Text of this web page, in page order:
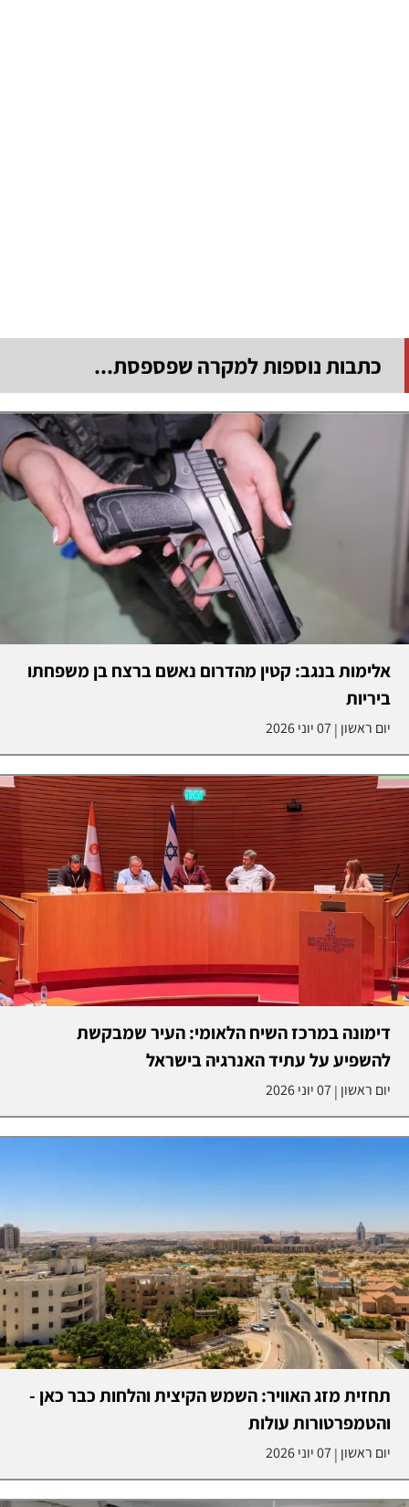
כתבות נוספות למקרה שפספסת...
אלימות בנגב: קטין מהדרום נאשם ברצח בן משפחתו
ביריות
יום ראשון|07 יוני 2026
דימונה במרכז השיח הלאומי: העיר שמבקשת
להשפיע על עתיד האנרגיה בישראל
יום ראשון|07 יוני 2026
תחזית מזג האוויר: השמש הקיצית והלחות כבר כאן -
והטמפרטורות עולות
יום ראשון|07 יוני 2026